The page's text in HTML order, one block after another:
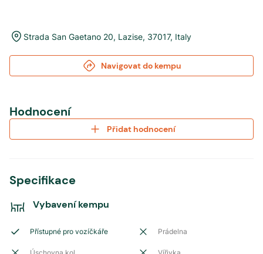
Strada San Gaetano 20, Lazise, 37017, Italy
Navigovat do kempu
Hodnocení
Přidat hodnocení
Specifikace
Vybavení kempu
Přístupné pro vozíčkáře Prádelna